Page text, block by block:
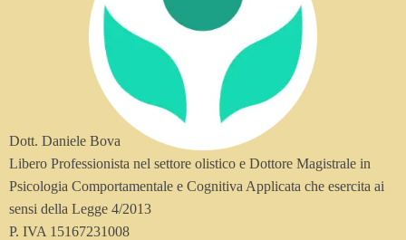
Dott. Daniele Bova
Libero Professionista nel settore olistico e Dottore Magistrale in
Psicologia Comportamentale e Cognitiva Applicata che esercita ai
sensi della Legge 4/2013
P. IVA 15167231008